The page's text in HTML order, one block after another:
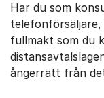
Har du som
fullmakt som du
ångerrätt från